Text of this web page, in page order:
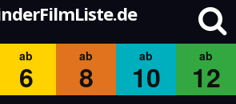
ab
6
ab
8
ab
10
ab
12